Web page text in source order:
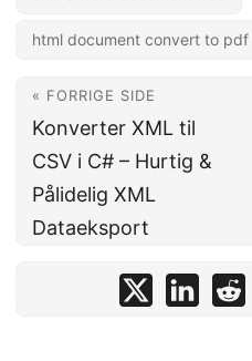
html document convert to pdf
« FORRIGE SIDE
Konverter XML til
CSV i C# – Hurtig &
Pålidelig XML
Dataeksport